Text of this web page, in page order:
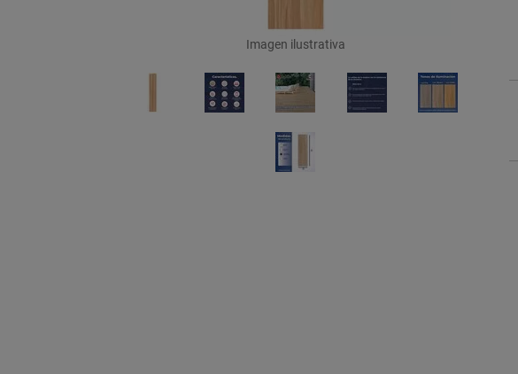
Imagen ilustrativa